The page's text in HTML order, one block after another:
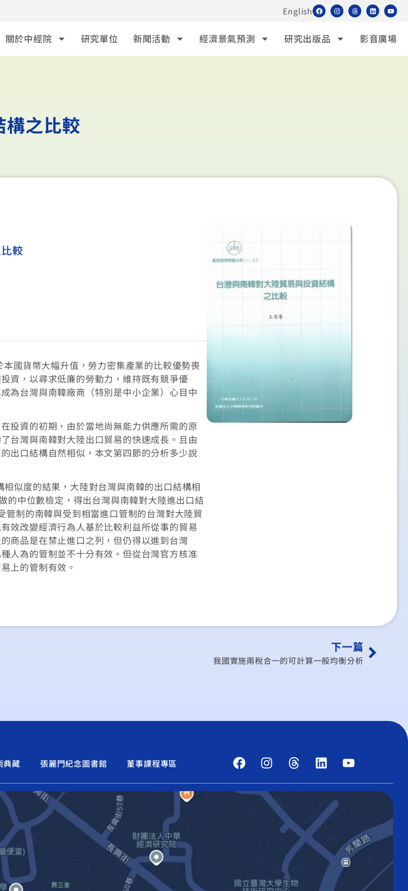
English
關於中經院 研究單位 新聞活動 經濟景氣預測 研究出版品 影音廣場
構之比較
較
國貨幣大幅升值，勞力密集產業的比較優勢喪
資，以尋求低廉的勞動力，維持既有競爭優
為台灣與南韓廠商（特別是中小企業）心目中
投資的初期，由於當地尚無能力供應所需的原
台灣與南韓對大陸出口貿易的快速成長。且由
出口結構自然相似，本文第四節的分析多少說
似度的結果，大陸對台灣與南韓的出口結構相
的中位數檢定，得出台灣與南韓對大陸進出口結
制的南韓與受到相當進口管制的台灣對大陸貿
效改變經濟行為人基於比較利益所從事的貿易
商品是在禁止進口之列，但仍得以進到台灣
人為的管制並不十分有效。但從台灣官方核准
上的管制有效。
下一篇
我國實施兩稅合一的可計算一般均衡分析
典藏 張麗門紀念圖書館 董事課程專區